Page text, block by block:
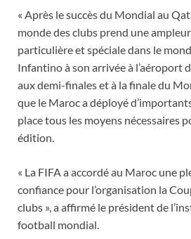
« Après le succès du Mondial au
monde des clubs prend une
particulière et spéciale dans le
Infantino à son arrivée à l’aéroport
aux demi-finales et à la finale du
que le Maroc a déployé
place tous les moyens nécessaires
édition.
« La FIFA a accordé au Maroc une
confiance pour l’organisation la
clubs », a affirmé le président de
football mondial.